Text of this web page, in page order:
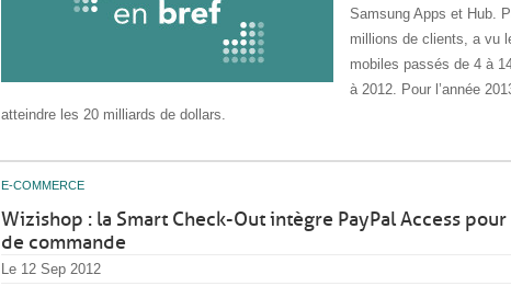
Samsung Apps et Hub.
millions de clients, a vu
mobiles passés de 4 à
à 2012. Pour l’année
atteindre les 20 milliards de dollars.
E-COMMERCE
Wizishop : la Smart Check-Out intègre PayPal Access
de commande
Le 12 Sep 2012